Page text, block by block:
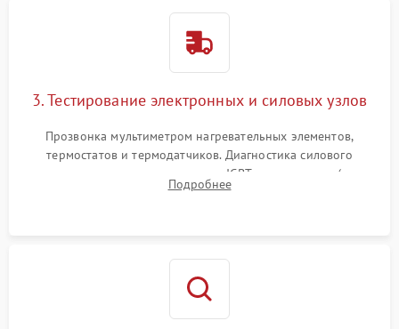
3. Тестирование электронных и силовых узлов
Прозвонка мультиметром нагревательных элементов,
термостатов и термодатчиков. Диагностика силового
модуля, реле, диодных мостов и IGBT-транзисторов (для
индукции). Проверка кранов и газ-контроля (для газовых
Подробнее